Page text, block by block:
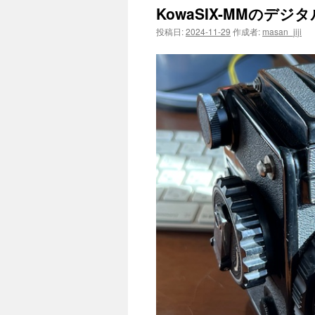
KowaSIX-MMのデジタ
投稿日:2024-11-29 作成者: masan_jiji